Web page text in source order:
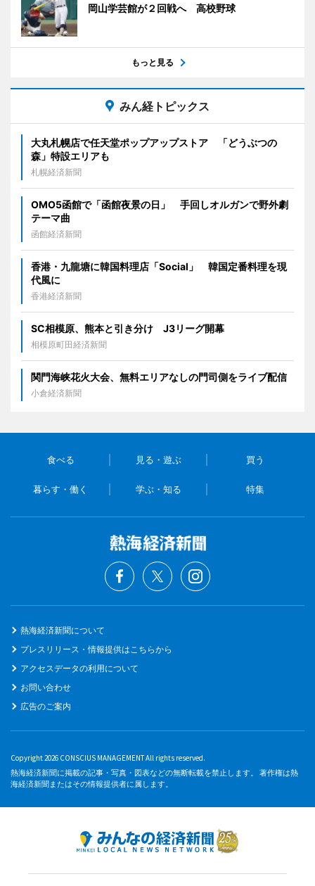
岡山学芸館が２回戦へ 高校野球
もっと見る
みん経トピックス
大丸札幌店で任天堂ポップアップストア 「どうぶつの
森」特設エリアも
札幌経済新聞
OMO5函館で「函館夜景の日」 手回しオルガンで野外劇
テーマ曲
函館経済新聞
香港・九龍塘に韓国料理店「Social」 韓国定番料理を現
代風に
香港経済新聞
SC相模原、熊本と引き分け J3リーグ開幕
相模原町田経済新聞
関門海峡花火大会、無料エリアなしの門司側をライブ配信
小倉経済新聞
食べる 見る・遊ぶ 買う
暮らす・働く 学ぶ・知る 特集
熱海経済新聞について
プレスリリース・情報提供はこちらから
アクセスデータの利用について
お問い合わせ
広告のご案内
Copyright 2026 CONSCIUS MANAGEMENT All rights reserved.
熱海経済新聞に掲載の記事・写真・図表などの無断転載を禁止します。 著作権は熱
海経済新聞またはその情報提供者に属します。